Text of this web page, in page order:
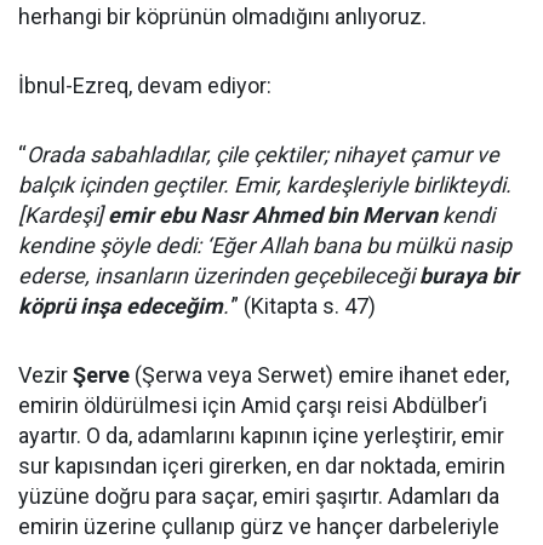
herhangi bir köprünün olmadığını anlıyoruz.
İbnul-Ezreq, devam ediyor:
“Orada sabahladılar, çile çektiler; nihayet çamur ve
balçık içinden geçtiler. Emir, kardeşleriyle birlikteydi.
[Kardeşi]emir ebu Nasr Ahmed bin Mervankendi
kendine şöyle dedi: ‘Eğer Allah bana bu mülkü nasip
ederse, insanların üzerinden geçebileceğiburaya bir
köprü inşa edeceğim.'” (Kitapta s. 47)
VezirŞerve (Şerwa veya Serwet) emire ihanet eder,
emirin öldürülmesi için Amid çarşı reisi Abdülber’i
ayartır. O da, adamlarını kapının içine yerleştirir, emir
sur kapısından içeri girerken, en dar noktada, emirin
yüzüne doğru para saçar, emiri şaşırtır. Adamları da
emirin üzerine çullanıp gürz ve hançer darbeleriyle